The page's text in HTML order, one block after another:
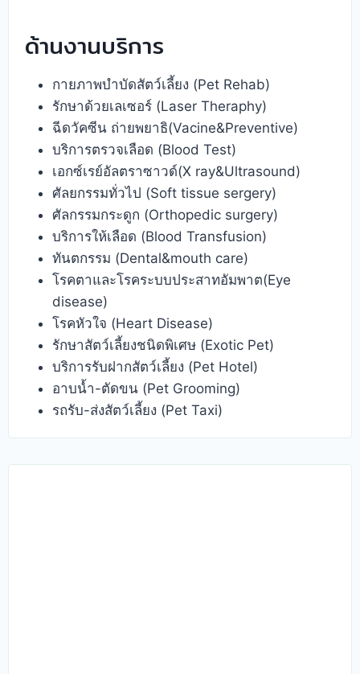
ด้านงานบริการ
กายภาพบำบัดสัตว์เลี้ยง (Pet Rehab)
รักษาด้วยเลเซอร์ (Laser Theraphy)
ฉีดวัคซีน ถ่ายพยาธิ(Vacine&Preventive)
บริการตรวจเลือด (Blood Test)
เอกซ์เรย์อัลตราซาวด์(X ray&Ultrasound)
ศัลยกรรมทั่วไป (Soft tissue sergery)
ศัลกรรมกระดูก (Orthopedic surgery)
บริการให้เลือด (Blood Transfusion)
ทันตกรรม (Dental&mouth care)
โรคตาและโรคระบบประสาทอัมพาต(Eye
disease)
โรคหัวใจ (Heart Disease)
รักษาสัตว์เลี้ยงชนิดพิเศษ (Exotic Pet)
บริการรับฝากสัตว์เลี้ยง (Pet Hotel)
อาบน้ำ-ตัดขน (Pet Grooming)
รถรับ-ส่งสัตว์เลี้ยง (Pet Taxi)